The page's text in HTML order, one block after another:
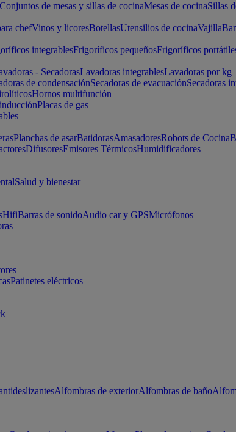
Conjuntos de mesas y sillas de cocinaMesas de cocinaSillas
chefVinos y licoresBotellasUtensilios de cocinaVajilla
integrablesFrigoríficos pequeñosFrigoríficos
- SecadorasLavadoras integrablesLavadoras por kg
de condensaciónSecadoras de evacuaciónSecadoras
Hornos multifunción
Placas de gas
Planchas de asarBatidorasAmasadoresRobots de Cocina
DifusoresEmisores TérmicosHumidificadores
Salud y bienestar
HifiBarras de sonidoAudio car y GPSMicrófonos
Patinetes eléctricos
Alfombras de exteriorAlfombras de baño